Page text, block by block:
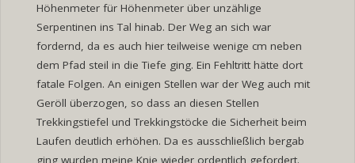
Höhenmeter für Höhenmeter über unzählige
Serpentinen ins Tal hinab. Der Weg an sich war
fordernd, da es auch hier teilweise wenige cm neben
dem Pfad steil in die Tiefe ging. Ein Fehltritt hätte dort
fatale Folgen. An einigen Stellen war der Weg auch mit
Geröll überzogen, so dass an diesen Stellen
Trekkingstiefel und Trekkingstöcke die Sicherheit beim
Laufen deutlich erhöhen. Da es ausschließlich bergab
ging wurden meine Knie wieder ordentlich gefordert.